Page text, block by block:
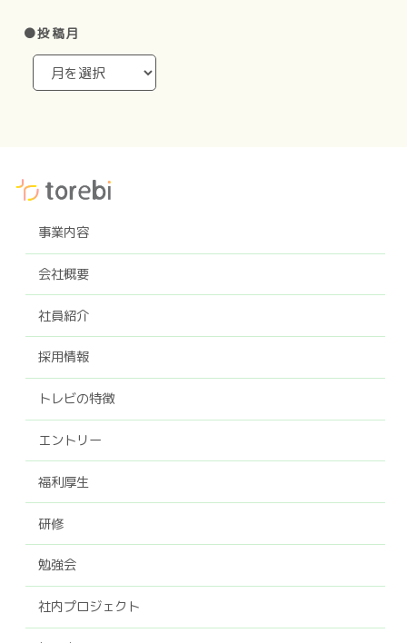
●投稿月
事業内容
会社概要
社員紹介
採用情報
トレビの特徴
エントリー
福利厚生
研修
勉強会
社内プロジェクト